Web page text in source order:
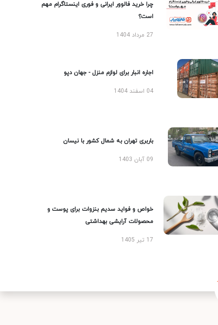
چرا خرید فالوور ایرانی و فوری اینستاگرام مهم
است؟
27 مرداد 1404
اجاره انبار برای لوازم منزل - جهان دپو
04 اسفند 1404
باربری تهران به شمال کشور با نیسان
09 آبان 1403
خواص و فواید سدیم بنزوات برای پوست و
محصولات آرایشی بهداشتی
17 تیر 1405